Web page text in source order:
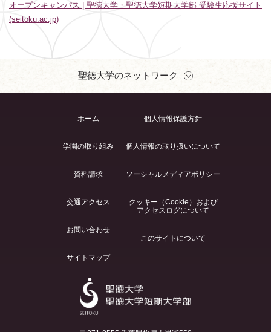
オープンキャンパス | 聖徳大学・聖徳大学短期大学部 受験生応援サイト
(seitoku.ac.jp)
聖徳大学のネットワーク
ホーム
学園の取り組み
資料請求
交通アクセス
お問い合わせ
サイトマップ
個人情報保護方針
個人情報の取り扱いについて
ソーシャルメディアポリシー
クッキー（Cookie）および
アクセスログについて
このサイトについて